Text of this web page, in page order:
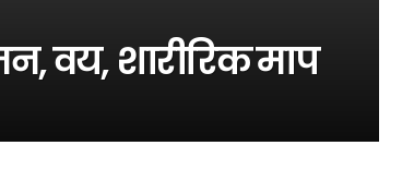
वय, शारीरिक माप